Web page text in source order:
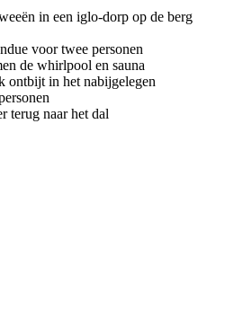
in een iglo-dorp op de berg
voor twee personen
de whirlpool en sauna
ontbijt in het nabijgelegen
terug naar het dal